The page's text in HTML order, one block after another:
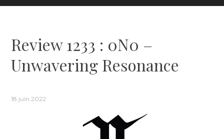
Review 1233 : 0N0 –
Unwavering Resonance
18 juin 2022